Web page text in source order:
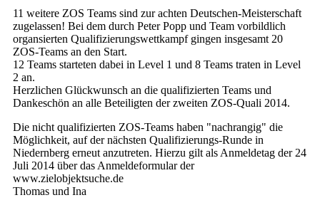
11 weitere ZOS Teams sind zur achten Deutschen-Meisterschaft
zugelassen! Bei dem durch Peter Popp und Team vorbildlich
organsierten Qualifizierungswettkampf gingen insgesamt 20
ZOS-Teams an den Start.
12 Teams starteten dabei in Level 1 und 8 Teams traten in Level
2 an.
Herzlichen Glückwunsch an die qualifizierten Teams und
Dankeschön an alle Beteiligten der zweiten ZOS-Quali 2014.
Die nicht qualifizierten ZOS-Teams haben "nachrangig" die
Möglichkeit, auf der nächsten Qualifizierungs-Runde in
Niedernberg erneut anzutreten. Hierzu gilt als Anmeldetag der 24
Juli 2014 über das Anmeldeformular der
www.zielobjektsuche.de
Thomas und Ina